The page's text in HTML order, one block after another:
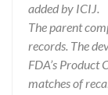
added by ICIJ.
The parent
records. The
FDA’s Product
matches of